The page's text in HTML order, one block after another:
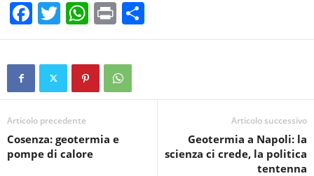
F
a
c
b
o
o
T
wi
tt
W
h
at
s
A
p
Pr
in
t
o
vi
Articolo precedente
Cosenza: geotermia e
pompe di calore
Articolo successivo
Geotermia a Napoli: la
scienza ci crede, la politica
tentenna